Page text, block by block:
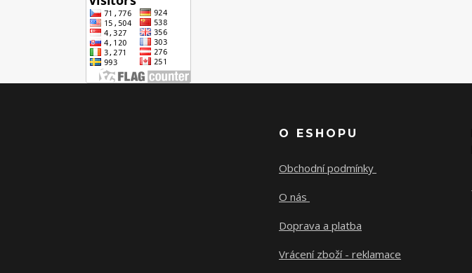
O ESHOPU
Obchodní podmínky
O nás
Doprava a platba
Vrácení zboží - reklamace